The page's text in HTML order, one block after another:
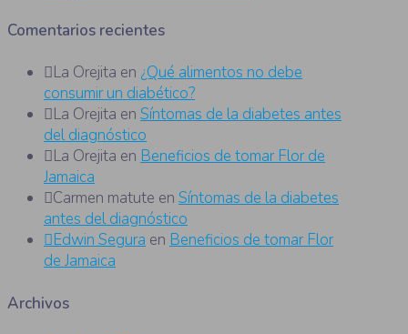
Comentarios recientes
La Orejita en ¿Qué alimentos no debe
consumir un diabético?
La Orejita en Síntomas de la diabetes antes
del diagnóstico
La Orejita en Beneficios de tomar Flor de
Jamaica
Carmen matute en Síntomas de la diabetes
antes del diagnóstico
Edwin Segura en Beneficios de tomar Flor
de Jamaica
Archivos